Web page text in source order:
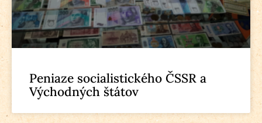
Peniaze socialistického ČSSR a
Východných štátov